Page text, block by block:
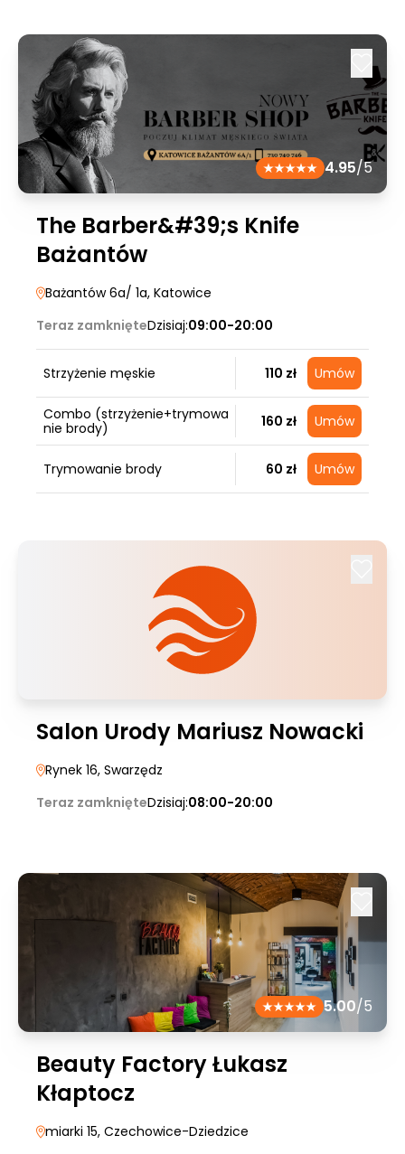
4.95/5
The Barber&#39;s Knife
Bażantów
Bażantów 6a/ 1a, Katowice
Teraz zamknięteDzisiaj:09:00-20:00
Strzyżenie męskie 110 zł Umów
Combo (strzyżenie+trymowa
nie brody)
160 zł Umów
Trymowanie brody 60 zł Umów
Salon Urody Mariusz Nowacki
Rynek 16, Swarzędz
Teraz zamknięteDzisiaj:08:00-20:00
5.00/5
Beauty Factory Łukasz
Kłaptocz
miarki 15, Czechowice-Dziedzice